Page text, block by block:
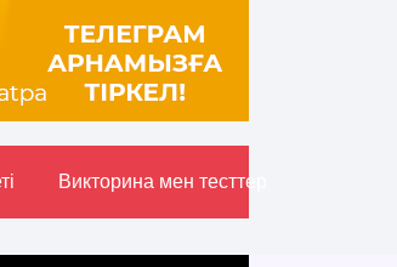
Викторина мен тесттер